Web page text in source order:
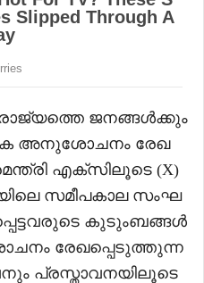
ജനങ്ങൾക്കും
അനുശോചനം രേഖ
എക്സിലൂടെ (X)
സമീപകാല സംഘ
കുടുംബങ്ങൾ
രേഖപ്പെടുത്തുന്ന
പ്രസ്താവനയിലൂടെ